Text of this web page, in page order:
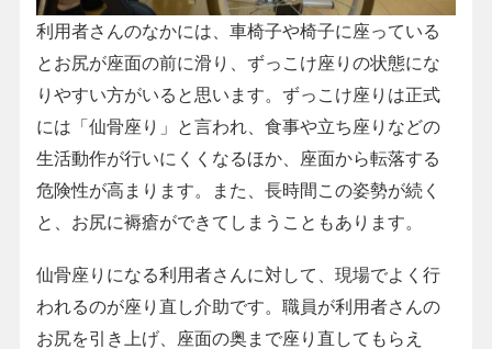
利用者さんのなかには、車椅子や椅子に座っている
とお尻が座面の前に滑り、ずっこけ座りの状態にな
りやすい方がいると思います。ずっこけ座りは正式
には「仙骨座り」と言われ、食事や立ち座りなどの
生活動作が行いにくくなるほか、座面から転落する
危険性が高まります。また、長時間この姿勢が続く
と、お尻に褥瘡ができてしまうこともあります。
仙骨座りになる利用者さんに対して、現場でよく行
われるのが座り直し介助です。職員が利用者さんの
お尻を引き上げ、座面の奥まで座り直してもらえ